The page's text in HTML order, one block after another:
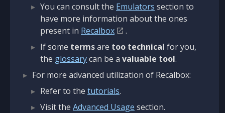
You can consult the Emulators section to
have more information about the ones
present in Recalbox
.
If some termsare too technical for you,
the glossarycan be a valuable tool.
For more advanced utilization of Recalbox:
Refer to the tutorials.
Visit the Advanced Usage section.